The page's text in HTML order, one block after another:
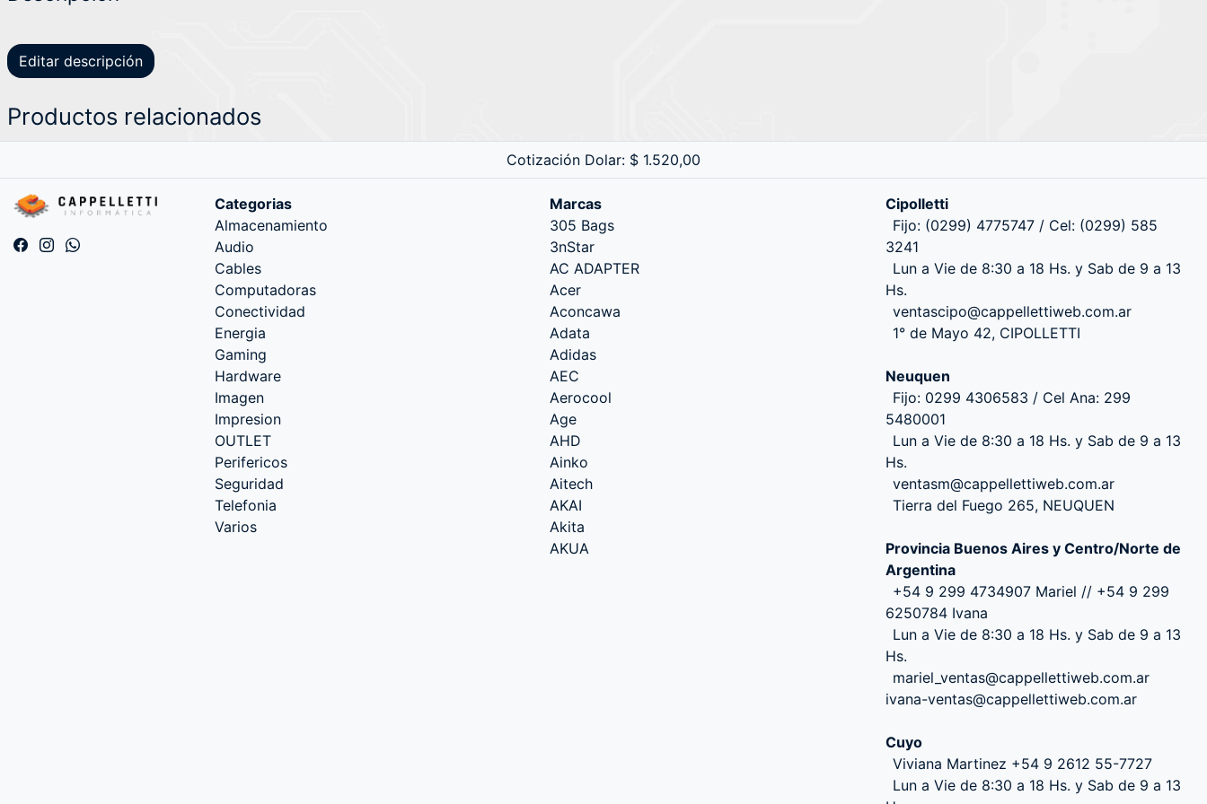
Editar descripción
Productos relacionados
Cotización Dolar: $ 1.520,00
Categorias
Almacenamiento
Audio
Cables
Computadoras
Conectividad
Energia
Gaming
Hardware
Imagen
Impresion
OUTLET
Perifericos
Seguridad
Telefonia
Varios
Marcas
305 Bags
3nStar
AC ADAPTER
Acer
Aconcawa
Adata
Adidas
AEC
Aerocool
Age
AHD
Ainko
Aitech
AKAI
Akita
AKUA
Cipolletti
Fijo: (0299) 4775747 / Cel: (0299) 585
3241
Lun a Vie de 8:30 a 18 Hs. y Sab de 9 a 13
Hs.
ventascipo@cappellettiweb.com.ar
1° de Mayo 42, CIPOLLETTI
Neuquen
Fijo: 0299 4306583 / Cel Ana: 299
5480001
Lun a Vie de 8:30 a 18 Hs. y Sab de 9 a 13
Hs.
ventasm@cappellettiweb.com.ar
Tierra del Fuego 265, NEUQUEN
Provincia Buenos Aires y Centro/Norte de
Argentina
+54 9 299 4734907 Mariel // +54 9 299
6250784 Ivana
Lun a Vie de 8:30 a 18 Hs. y Sab de 9 a 13
Hs.
mariel_ventas@cappellettiweb.com.ar
ivana-ventas@cappellettiweb.com.ar
Cuyo
Viviana Martinez +54 9 2612 55-7727
Lun a Vie de 8:30 a 18 Hs. y Sab de 9 a 13